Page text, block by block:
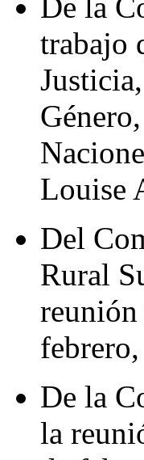
trabajo
Louise
Del
Rural
De la
la